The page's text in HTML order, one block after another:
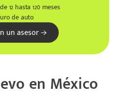
12 hasta 120 meses
de auto
un asesor
en México